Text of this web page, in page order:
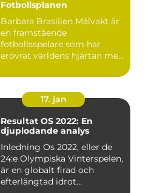
Fotbollsplanen
Barbara Brasilien Målvakt är
en framstående
fotbollsspelare som har
erövrat världens hjärtan med
17. jan
Resultat OS 2022: En
djuplodande analys
Inledning Os 2022, eller de
24:e Olympiska Vinterspelen,
är en globalt firad och
efterlängtad idrot...